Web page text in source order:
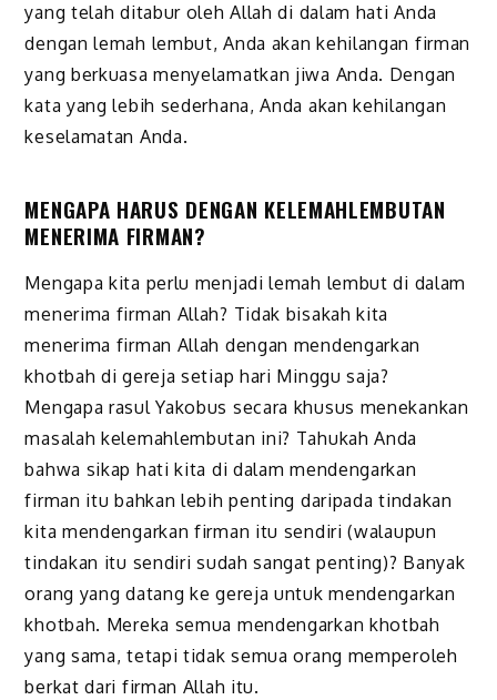
yang telah ditabur oleh Allah di dalam hati Anda
dengan lemah lembut, Anda akan kehilangan firman
yang berkuasa menyelamatkan jiwa Anda. Dengan
kata yang lebih sederhana, Anda akan kehilangan
keselamatan Anda.
MENGAPA HARUS DENGAN KELEMAHLEMBUTAN
MENERIMA FIRMAN?
Mengapa kita perlu menjadi lemah lembut di dalam
menerima firman Allah? Tidak bisakah kita
menerima firman Allah dengan mendengarkan
khotbah di gereja setiap hari Minggu saja?
Mengapa rasul Yakobus secara khusus menekankan
masalah kelemahlembutan ini? Tahukah Anda
bahwa sikap hati kita di dalam mendengarkan
firman itu bahkan lebih penting daripada tindakan
kita mendengarkan firman itu sendiri (walaupun
tindakan itu sendiri sudah sangat penting)? Banyak
orang yang datang ke gereja untuk mendengarkan
khotbah. Mereka semua mendengarkan khotbah
yang sama, tetapi tidak semua orang memperoleh
berkat dari firman Allah itu.